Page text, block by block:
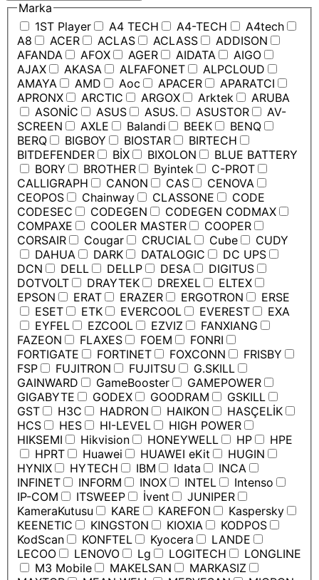
Marka
1ST Player
A4 TECH A4-TECH
A4tech
A8
ACER ACLAS ACLASS
ADDISON
AFANDA
AFOX AGER AIDATA
AIGO
AJAX
AKASA ALFAFONET
ALPCLOUD
AMAYA
AMD Aoc APACER
APARATCI
APRONX
ARCTIC ARGOX Arktek
ARUBA
ASONİC
ASUS ASUS. ASUSTOR
AV-
SCREEN
AXLE Balandi BEEK
BENQ
BERQ
BIGBOY BIOSTAR
BIRTECH
BITDEFENDER
BİX BIXOLON
BLUE BATTERY
BORY
BROTHER Byintek
C-PROT
CALLIGRAPH
CANON CAS
CENOVA
CEOPOS
Chainway CLASSONE
CODE
CODESEC
CODEGEN
CODEGEN CODMAX
COMPAXE
COOLER MASTER
COOPER
CORSAIR
Cougar CRUCIAL Cube
CUDY
DAHUA
DARK DATALOGIC
DC UPS
DCN
DELL DELLP DESA
DIGITUS
DOTVOLT
DRAYTEK DREXEL
ELTEX
EPSON
ERAT ERAZER ERGOTRON
ERSE
ESET
ETK EVERCOOL EVEREST
EXA
EYFEL
EZCOOL EZVIZ
FANXIANG
FAZEON
FLAXES FOEM
FONRI
FORTIGATE
FORTINET FOXCONN
FRISBY
FSP
FUJITRON FUJITSU
G.SKILL
GAINWARD
GameBooster
GAMEPOWER
GIGABYTE
GODEX GOODRAM
GSKILL
GST
H3C HADRON HAIKON
HASÇELİK
HCS
HES HI-LEVEL
HIGH POWER
HIKSEMI
Hikvision HONEYWELL HP
HPE
HPRT
Huawei HUAWEI eKit
HUGIN
HYNIX
HYTECH IBM Idata
INCA
INFINET
INFORM INOX INTEL
Intenso
IP-COM
ITSWEEP İvent
JUNIPER
KameraKutusu
KARE KAREFON
Kaspersky
KEENETIC
KINGSTON KIOXIA
KODPOS
KodScan
KONFTEL Kyocera
LANDE
LECOO
LENOVO Lg LOGITECH
LONGLINE
M3 Mobile
MAKELSAN
MARKASIZ